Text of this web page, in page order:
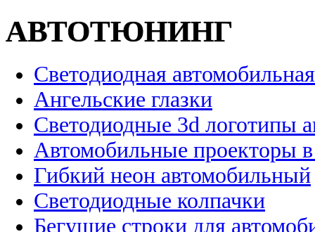
АВТОТЮНИНГ
Светодиодная
Ангельские глазки
Светодиодные 3d логотипы
Автомобильные проекторы
Гибкий неон автомобильный
Светодиодные колпачки
Бегущие строки для